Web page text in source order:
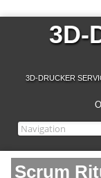
3D-
3D-DRUCKER
Scrum